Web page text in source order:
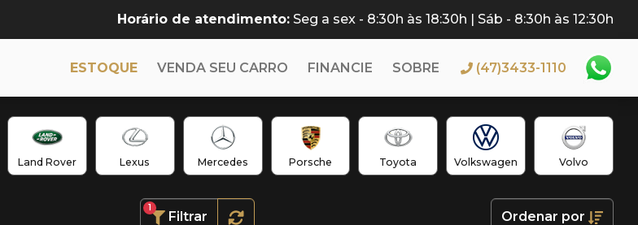
Horário de atendimento: Seg a sex - 8:30h às 18:30h | Sáb - 8:30h às 12:30h
ESTOQUE VENDA SEU CARRO FINANCIE SOBRE (47)3433-1110
Land Rover Lexus Mercedes Porsche Toyota Volkswagen Volvo
Filtrar
1
Ordenar por